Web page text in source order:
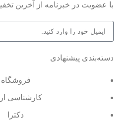
با عضویت در خبرنامه از آخرین
دسته‌بندی پیشنهادی
فروشگاه
کارشناسی
دکترا